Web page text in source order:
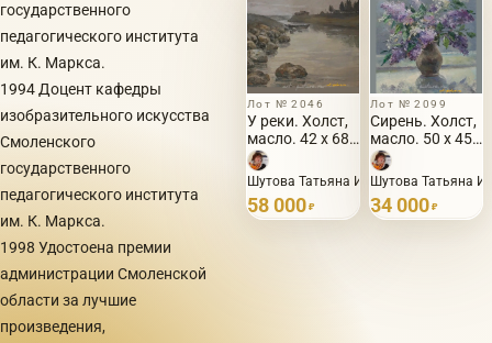
государственного
педагогического института
им. К. Маркса.
1994 Доцент кафедры
изобразительного искусства
Смоленского
государственного
педагогического института
им. К. Маркса.
1998 Удостоена премии
администрации Смоленской
области за лучшие
произведения,
Лот № 2046
У реки. Холст,
масло. 42 х 68
см.
Шутова Татьяна Ивановна · 2010
58 000 ₽
Лот № 2099
Сирень. Холст,
масло. 50 х 45
см
Шутова Татьяна
34 000 ₽